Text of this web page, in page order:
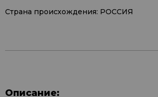
Страна происхождения: РОССИЯ
Описание: